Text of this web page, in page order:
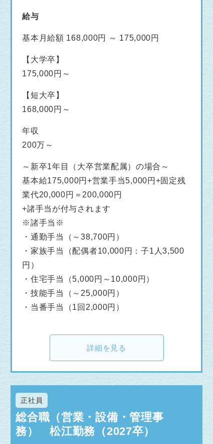
給与
基本月給額 168,000円 ～ 175,000円
【大学卒】
175,000円～
【短大卒】
168,000円～
年収
200万～
～新卒1年目（大卒営業配属）の場合～
基本給175,000円+営業手当5,000円+固定残
業代20,000円＝200,000円
+諸手当が付与されます
※諸手当※
・通勤手当（～38,700円）
・家族手当（配偶者10,000円：子1人3,500
円）
・住宅手当（5,000円～10,000円）
・技能手当（～25,000円）
・当番手当（1回2,000円）
詳細を見る
正社員
総合職（営業・設備・管理事
務） 松江勤務（2027卒）